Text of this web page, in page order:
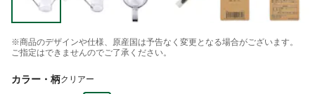
※商品のデザインや仕様、原産国は予告なく変更となる場合がございます。
ご指定はできませんのでご了承ください。
カラー・柄クリアー